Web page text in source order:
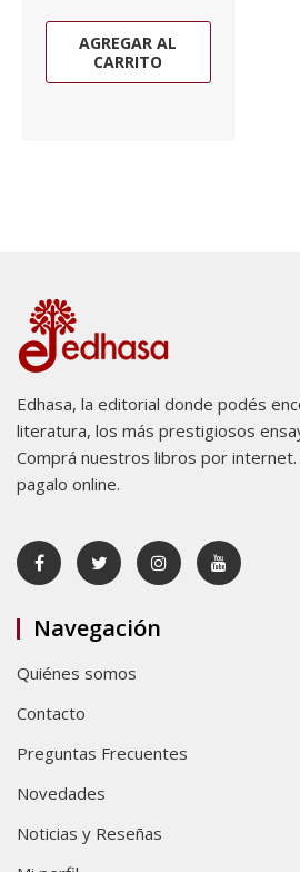
AGREGAR AL
CARRITO
Edhasa, la editorial donde podés
literatura, los más prestigiosos
Comprá nuestros libros por
pagalo online.
Navegación
Quiénes somos
Contacto
Preguntas Frecuentes
Novedades
Noticias y Reseñas